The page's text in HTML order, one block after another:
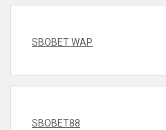
SBOBET WAP
SBOBET88